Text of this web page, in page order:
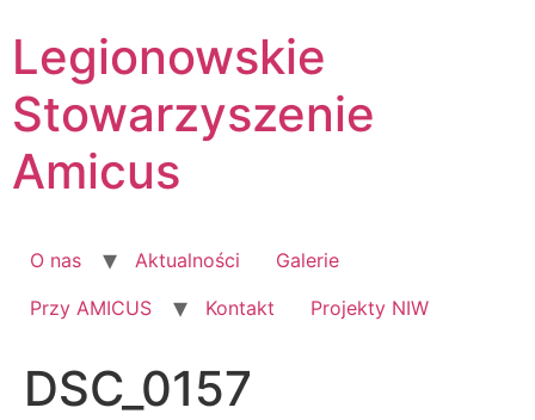
to
content
Legionowskie
Stowarzyszenie
Amicus
O nas Aktualności
Galerie
Przy AMICUS
Kontakt Projekty NIW
DSC_0157